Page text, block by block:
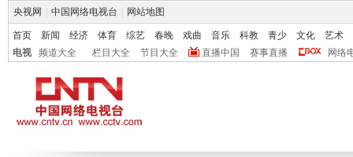
央视网 中国网络电视台 网站地图
首页 新闻 经济 体育 综艺 春晚 戏曲 音乐 科教 青少 文化
艺术
电视
频道大全 栏目大全 节目大全 直播中国 赛事直播 网络